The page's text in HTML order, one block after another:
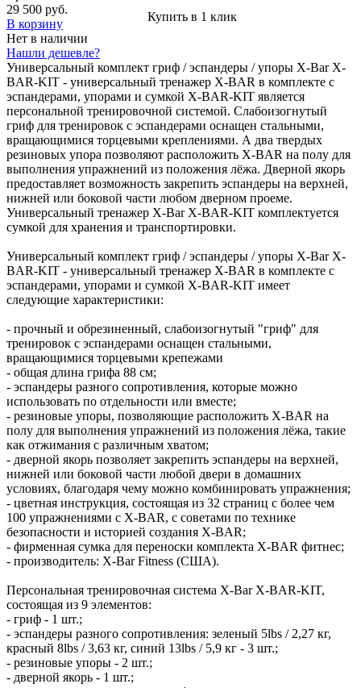
29 500 руб.
В корзину
Купить в 1 клик
Нет в наличии
Нашли дешевле?
Универсальный комплект гриф / эспандеры / упоры X-Bar X-
BAR-KIT - универсальный тренажер X-BAR в комплекте с
эспандерами, упорами и сумкой X-BAR-KIT является
персональной тренировочной системой. Слабоизогнутый
гриф для тренировок с эспандерами оснащен стальными,
вращающимися торцевыми креплениями. А два твердых
резиновых упора позволяют расположить X-BAR на полу для
выполнения упражнений из положения лёжа. Дверной якорь
предоставляет возможность закрепить эспандеры на верхней,
нижней или боковой части любом дверном проеме.
Универсальный тренажер X-Bar X-BAR-KIT комплектуется
сумкой для хранения и транспортировки.
Универсальный комплект гриф / эспандеры / упоры X-Bar X-
BAR-KIT - универсальный тренажер X-BAR в комплекте с
эспандерами, упорами и сумкой X-BAR-KIT имеет
следующие характеристики:
- прочный и обрезиненный, слабоизогнутый "гриф" для
тренировок с эспандерами оснащен стальными,
вращающимися торцевыми крепежами
- общая длина грифа 88 см;
- эспандеры разного сопротивления, которые можно
использовать по отдельности или вместе;
- резиновые упоры, позволяющие расположить X-BAR на
полу для выполнения упражнений из положения лёжа, такие
как отжимания с различным хватом;
- дверной якорь позволяет закрепить эспандеры на верхней,
нижней или боковой части любой двери в домашних
условиях, благодаря чему можно комбинировать упражнения;
- цветная инструкция, состоящая из 32 страниц с более чем
100 упражнениями с X-BAR, с советами по технике
безопасности и историей создания X-BAR;
- фирменная сумка для переноски комплекта X-BAR фитнес;
- производитель: X-Bar Fitness (США).
Персональная тренировочная система X-Bar X-BAR-KIT,
состоящая из 9 элементов:
- гриф - 1 шт.;
- эспандеры разного сопротивления: зеленый 5lbs / 2,27 кг,
красный 8lbs / 3,63 кг, синий 13lbs / 5,9 кг - 3 шт.;
- резиновые упоры - 2 шт.;
- дверной якорь - 1 шт.;